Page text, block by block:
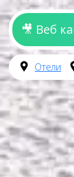
🎥 Веб
Отели